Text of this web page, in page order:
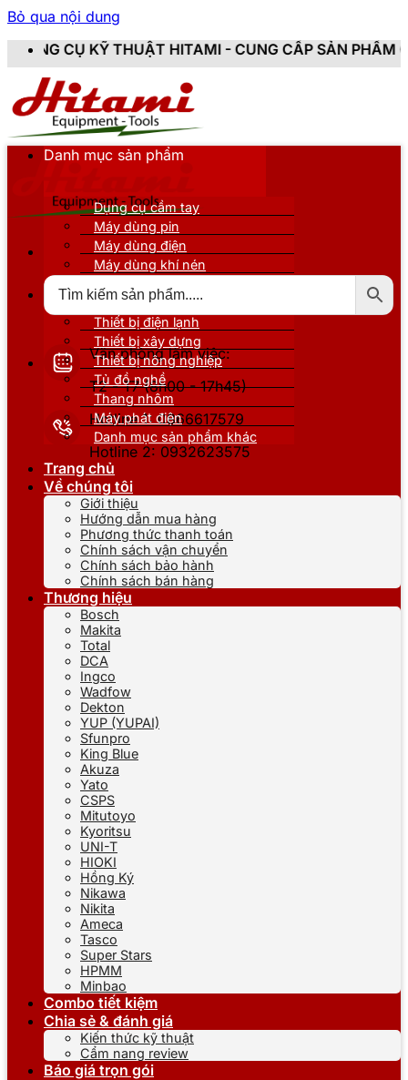
Bỏ qua nội dung
HITAMI - CUNG CẤP SẢN PHẨM CHÍNH HÃNG, MỚI
Văn phòng làm việc:
T2 - T7 (8h00 - 17h45)
Hotline 1: 0866617579
Hotline 2: 0932623575
Danh mục sản phẩm
Dụng cụ cầm tay
Máy dùng pin
Máy dùng điện
Máy dùng khí nén
Thiết bị nâng đỡ
Thiết bị điện lạnh
Thiết bị xây dựng
Thiết bị nông nghiệp
Tủ đồ nghề
Thang nhôm
Máy phát điện
Danh mục sản phẩm khác
Trang chủ
Về chúng tôi
Giới thiệu
Hướng dẫn mua hàng
Phương thức thanh toán
Chính sách vận chuyển
Chính sách bảo hành
Chính sách bán hàng
Thương hiệu
Bosch
Makita
Total
DCA
Ingco
Wadfow
Dekton
YUP (YUPAI)
Sfunpro
King Blue
Akuza
Yato
CSPS
Mitutoyo
Kyoritsu
UNI-T
HIOKI
Hồng Ký
Nikawa
Nikita
Ameca
Tasco
Super Stars
HPMM
Minbao
Combo tiết kiệm
Chia sẻ & đánh giá
Kiến thức kỹ thuật
Cẩm nang review
Báo giá trọn gói